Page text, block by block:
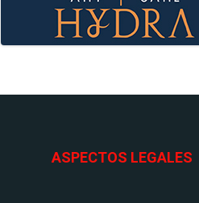
ASPECTOS LEGALES